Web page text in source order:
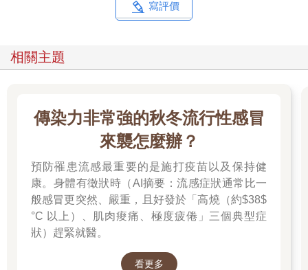
寫評價
相關主題
傳染力非常強的秋冬流行性感冒
來襲怎麼辦？
預防罹患流感最重要的是施打疫苗以及保持健
康。身體有徵狀時（AI摘要：流感症狀通常比一
般感冒更突然、嚴重，且好發於「高燒（約$38$
°C 以上）、肌肉痠痛、極度疲倦」三個典型症
狀）趕緊就醫。
看更多